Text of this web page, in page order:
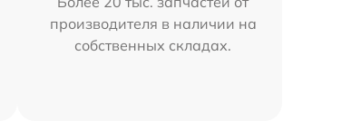
производителя в наличии на
собственных складах.